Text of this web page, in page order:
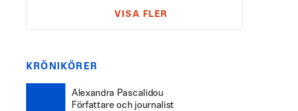
VISA FLER
KRÖNIKÖRER
Alexandra Pascalidou
Författare och journalist